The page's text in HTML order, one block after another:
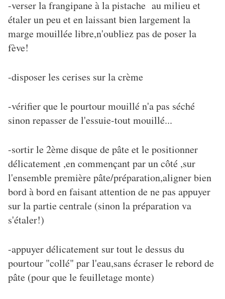
-verser la frangipane à la pistache au milieu et
étaler un peu et en laissant bien largement la
marge mouillée libre,n'oubliez pas de poser la
fève!
-disposer les cerises sur la crème
-vérifier que le pourtour mouillé n'a pas séché
sinon repasser de l'essuie-tout mouillé...
-sortir le 2ème disque de pâte et le positionner
délicatement ,en commençant par un côté ,sur
l'ensemble première pâte/préparation,aligner bien
bord à bord en faisant attention de ne pas appuyer
sur la partie centrale (sinon la préparation va
s'étaler!)
-appuyer délicatement sur tout le dessus du
pourtour "collé" par l'eau,sans écraser le rebord de
pâte (pour que le feuilletage monte)